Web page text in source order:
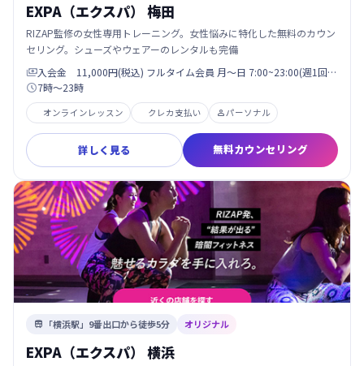
EXPA（エクスパ） 梅田
RIZAP監修の女性専用トレーニング。女性悩みに特化した無料のカウン
セリング。シューズやウェアーのレンタルも完備
入会金 11,000円(税込) フルタイム会員 月〜日 7:00~23:00(週1回…
7時〜23時
オンラインレッスン クレカ支払い パーソナル
詳しく見る 無料カウンセリング
 「横浜駅」9番出口から徒歩5分 オリジナル
EXPA（エクスパ） 横浜